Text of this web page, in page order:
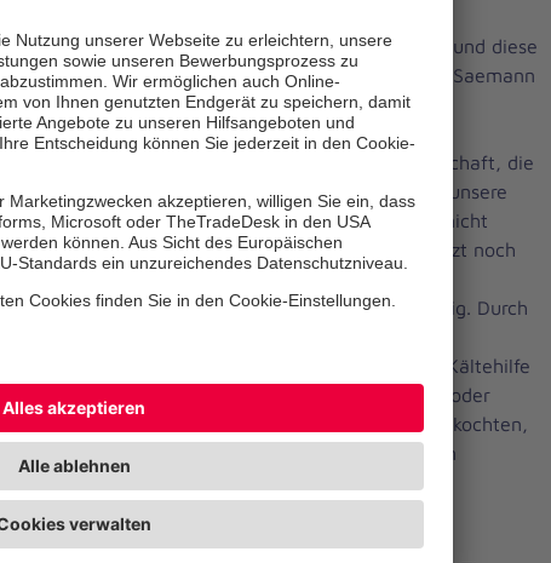
Menschen gibt, die sich diesen Aufgaben stellen und diese
benötigen jegliche Unterstützung“, unterstreicht Saemann
die Bedeutung der Ambulanten Hilfe.
„Wir sehen Menschen am Rande unserer Gesellschaft, die
unserer Unterstützung bedürfen. Das zeigt auch unsere
tägliche Arbeit bei den Johannitern. Wir dürfen nicht
wegschauen, denn diese menschliche Kälte grenzt noch
Engagement der Sozialarbeit hier eminent wichtig. Durch
unterstützen, so, wie sie sich selbst auch in der Kältehilfe
engagieren – zum Beispiel in Bremen, Hannover oder
Oldenburg. Oder mit der Ausgabe einer frisch gekochten,
warmen Mahlzeit bei der Winterhilfe in Celle – in